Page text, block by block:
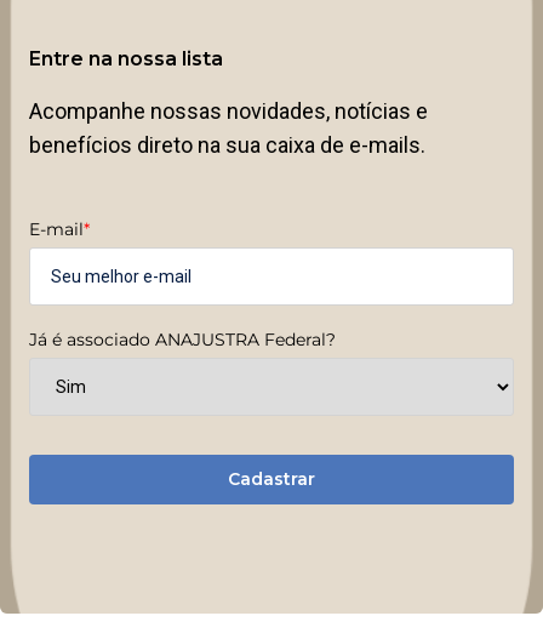
Entre na nossa lista
Acompanhe nossas novidades, notícias e
benefícios direto na sua caixa de e-mails.
E-mail*
Já é associado ANAJUSTRA Federal?
Cadastrar